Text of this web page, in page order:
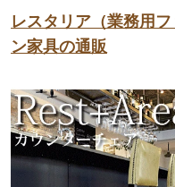
レスタリア（業務用
ン家具の通販